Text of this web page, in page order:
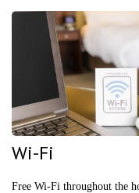
Wi-Fi
Free Wi-Fi throughout the